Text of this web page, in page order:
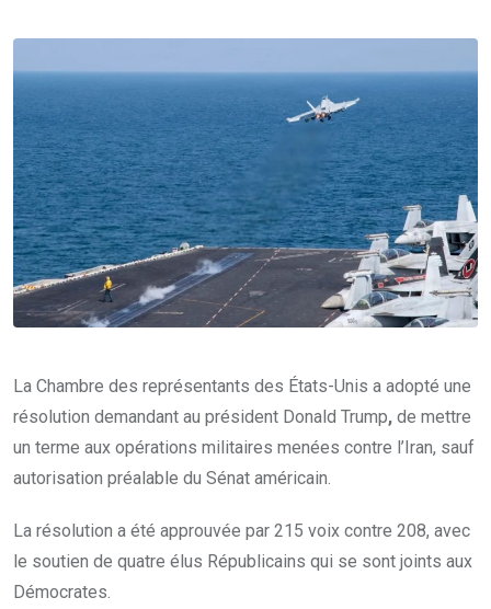
Email
La Chambre des représentants des États-Unis a adopté une
résolution demandant au président Donald Trump, de mettre
un terme aux opérations militaires menées contre l’Iran, sauf
autorisation préalable du Sénat américain.
La résolution a été approuvée par 215 voix contre 208, avec
le soutien de quatre élus Républicains qui se sont joints aux
Démocrates.